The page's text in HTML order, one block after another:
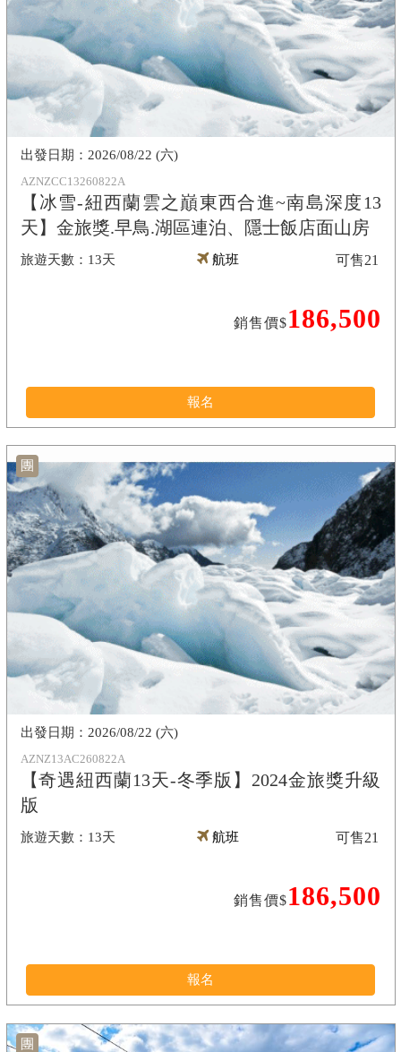
AZNZCC13260822A
【冰雪-紐西蘭雲之巔東西合進~南島深度13
天】金旅獎.早鳥.湖區連泊、隱士飯店面山房
13天
2026/08/22 (六)
航班
銷售價$186,500
可售21
報名
團
AZNZ13AC260822A
【奇遇紐西蘭13天-冬季版】2024金旅獎升級
版
13天
2026/08/22 (六)
航班
銷售價$186,500
可售21
報名
團